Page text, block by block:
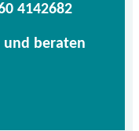
4142682
und beraten